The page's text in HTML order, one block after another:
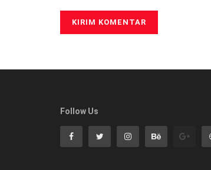
Follow Us